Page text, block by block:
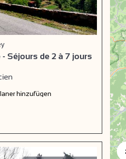
Séjours de 2 à 7 jours
hinzufügen